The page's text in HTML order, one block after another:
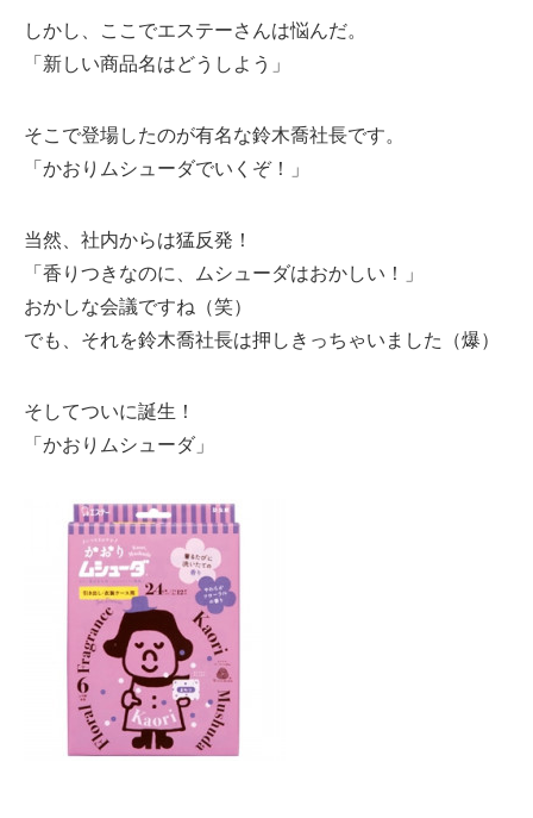
しかし、ここでエステーさんは悩んだ。
「新しい商品名はどうしよう」
そこで登場したのが有名な鈴木喬社長です。
「かおりムシューダでいくぞ！」
当然、社内からは猛反発！
「香りつきなのに、ムシューダはおかしい！」
おかしな会議ですね（笑）
でも、それを鈴木喬社長は押しきっちゃいました（爆）
そしてついに誕生！
「かおりムシューダ」